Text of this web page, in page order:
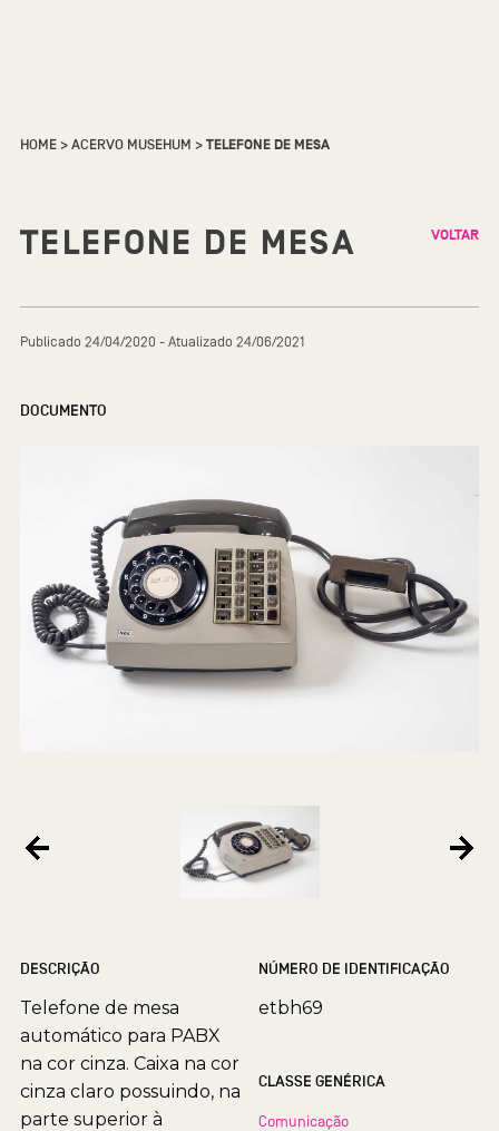
HOME>ACERVO MUSEHUM >TELEFONE DE MESA
TELEFONE DE MESA VOLTAR
Publicado 24/04/2020 - Atualizado 24/06/2021
DOCUMENTO
DESCRIÇÃO
Telefone de mesa
automático para PABX
na cor cinza. Caixa na cor
cinza claro possuindo, na
parte superior à
NÚMERO DE IDENTIFICAÇÃO
etbh69
CLASSE GENÉRICA
Comunicação